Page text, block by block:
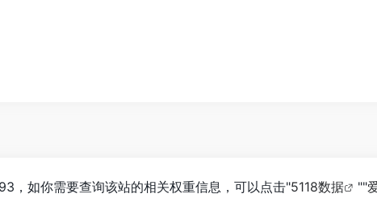
，如你需要查询该站的相关权重信息，可以点击"5118数据 ""